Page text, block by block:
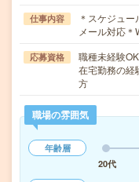
仕事内容
＊スケジュー
メール対応
応募資格
職種未経験
在宅勤務の経
方
職場の雰囲気
年齢層
20代